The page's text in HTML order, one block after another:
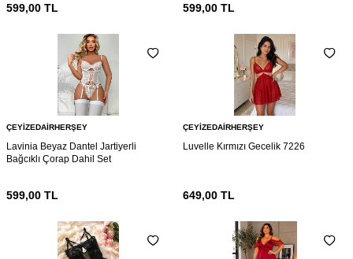
599,00 TL 599,00 TL
ÇEYIZEDAIRHERŞEY
Lavinia Beyaz Dantel Jartiyerli
Bağcıklı Çorap Dahil Set
599,00 TL
ÇEYIZEDAIRHERŞEY
Luvelle Kırmızı Gecelik 7226
649,00 TL